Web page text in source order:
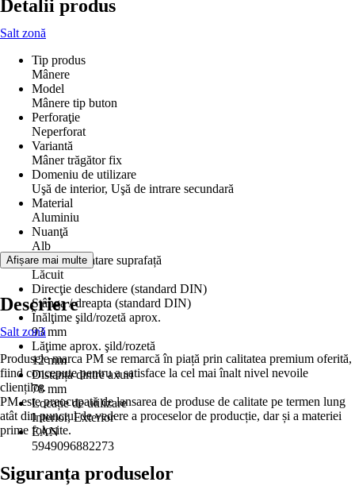
Detalii produs
Salt zonă
Tip produs
Mânere
Model
Mânere tip buton
Perforaţie
Neperforat
Variantă
Mâner trăgător fix
Domeniu de utilizare
Uşă de interior, Uşă de intrare secundară
Material
Aluminiu
Nuanţă
Alb
Suprafață/tratare suprafață
Lăcuit
Direcţie deschidere (standard DIN)
Stânga / dreapta (standard DIN)
Înălţime şild/rozetă aprox.
93 mm
Lăţime aprox. şild/rozetă
12 mm
Distanța dintre axuri
78 mm
Locație de utilizare
Interior, Exterior
EAN
5949096882273
Afișare mai multe
Descriere
Salt zonă
Produsele marca PM se remarcă în piață prin calitatea premium oferită,
fiind concepute pentru a satisface la cel mai înalt nivel nevoile
clienților.
PM este preocupată de lansarea de produse de calitate pe termen lung
atât din punctul de vedere a proceselor de producție, dar și a materiei
prime folosite.
Siguranța produselor